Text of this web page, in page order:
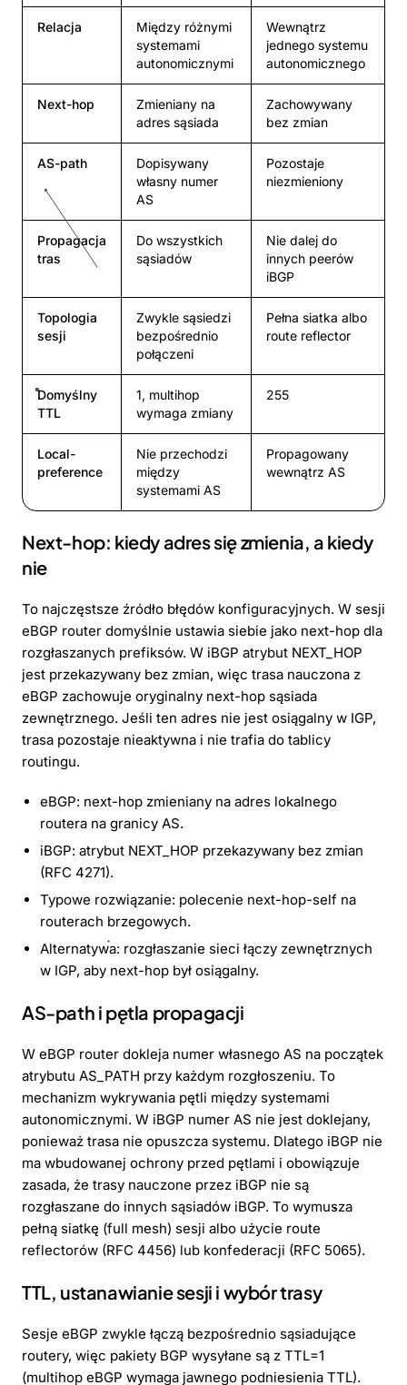
Relacja
Między różnymi
systemami
autonomicznymi
Wewnątrz
jednego systemu
autonomicznego
Next-hop
Zmieniany na
adres sąsiada
Zachowywany
bez zmian
AS-path
Dopisywany
własny numer
AS
Pozostaje
niezmieniony
Propagacja
tras
Do wszystkich
sąsiadów
Nie dalej do
innych peerów
iBGP
Topologia
sesji
Zwykle sąsiedzi
bezpośrednio
połączeni
Pełna siatka albo
route reflector
Domyślny
TTL
1, multihop
wymaga zmiany
255
Local-
preference
Nie przechodzi
między
systemami AS
Propagowany
wewnątrz AS
Next-hop: kiedy adres się zmienia, a kiedy
nie
To najczęstsze źródło błędów konfiguracyjnych. W sesji
eBGP router domyślnie ustawia siebie jako next-hop dla
rozgłaszanych prefiksów. W iBGP atrybut NEXT_HOP
jest przekazywany bez zmian, więc trasa nauczona z
eBGP zachowuje oryginalny next-hop sąsiada
zewnętrznego. Jeśli ten adres nie jest osiągalny w IGP,
trasa pozostaje nieaktywna i nie trafia do tablicy
routingu.
eBGP: next-hop zmieniany na adres lokalnego
routera na granicy AS.
iBGP: atrybut NEXT_HOP przekazywany bez zmian
(RFC 4271).
Typowe rozwiązanie: polecenie next-hop-self na
routerach brzegowych.
Alternatywa: rozgłaszanie sieci łączy zewnętrznych
w IGP, aby next-hop był osiągalny.
AS-path i pętla propagacji
W eBGP router dokleja numer własnego AS na początek
atrybutu AS_PATH przy każdym rozgłoszeniu. To
mechanizm wykrywania pętli między systemami
autonomicznymi. W iBGP numer AS nie jest doklejany,
ponieważ trasa nie opuszcza systemu. Dlatego iBGP nie
ma wbudowanej ochrony przed pętlami i obowiązuje
zasada, że trasy nauczone przez iBGP nie są
rozgłaszane do innych sąsiadów iBGP. To wymusza
pełną siatkę (full mesh) sesji albo użycie route
reflectorów (RFC 4456) lub konfederacji (RFC 5065).
TTL, ustanawianie sesji i wybór trasy
Sesje eBGP zwykle łączą bezpośrednio sąsiadujące
routery, więc pakiety BGP wysyłane są z TTL=1
(multihop eBGP wymaga jawnego podniesienia TTL).